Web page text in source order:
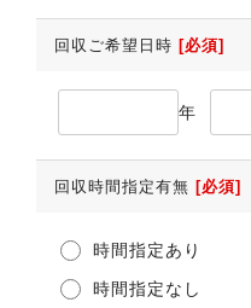
回収ご希望日時 [必須]
年
回収時間指定有無 [必須]
時間指定あり
時間指定なし